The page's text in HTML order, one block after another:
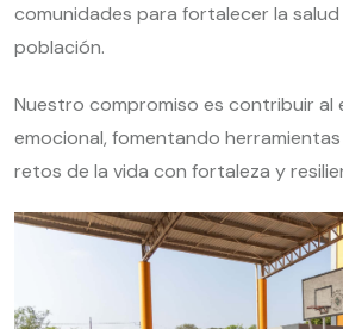
comunidades para fortalecer la
población.
Nuestro compromiso es contribuir al
emocional, fomentando
retos de la vida con fortaleza y